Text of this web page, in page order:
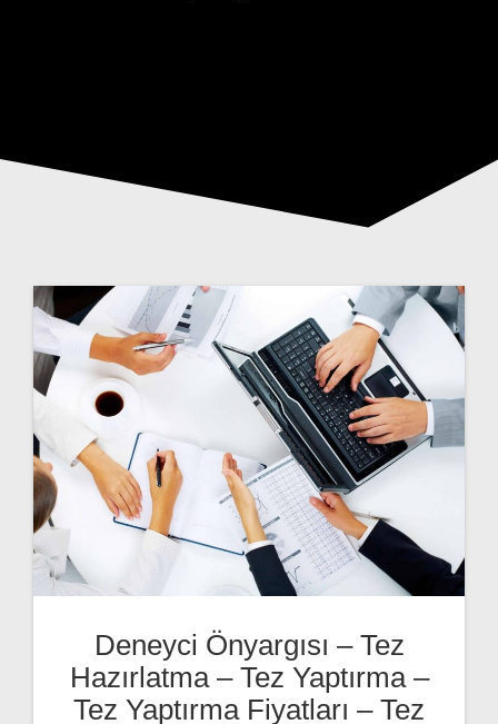
Deneyci Önyargısı – Tez
Hazırlatma – Tez Yaptırma –
Tez Yaptırma Fiyatları – Tez